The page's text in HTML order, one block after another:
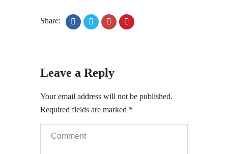
Share:
Leave a Reply
Your email address will not be published.
Required fields are marked *